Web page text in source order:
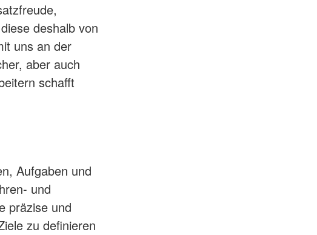
deshalb von
uns an der
aber auch
schafft
Aufgaben und
und
präzise und
zu definieren